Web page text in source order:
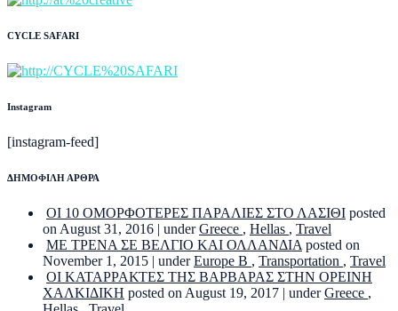
CYCLE SAFARI
Instagram
[instagram-feed]
ΔΗΜΟΦΙΛΗ ΑΡΘΡΑ
ΟΙ 10 ΟΜΟΡΦΟΤΕΡΕΣ ΠΑΡΑΛΙΕΣ ΣΤΟ ΛΑΣΙΘΙ posted
on August 31, 2016 | underGreece , Hellas , Travel
ΜΕ ΤΡΕΝΑ ΣΕ ΒΕΛΓΙΟ ΚΑΙ ΟΛΛΑΝΔΙΑ posted on
November 1, 2015 | underEurope B , Transportation , Travel
ΟΙ ΚΑΤΑΡΡΑΚΤΕΣ ΤΗΣ ΒΑΡΒΑΡΑΣ ΣΤΗΝ ΟΡΕΙΝΗ
ΧΑΛΚΙΔΙΚΗ posted on August 19, 2017 | underGreece ,